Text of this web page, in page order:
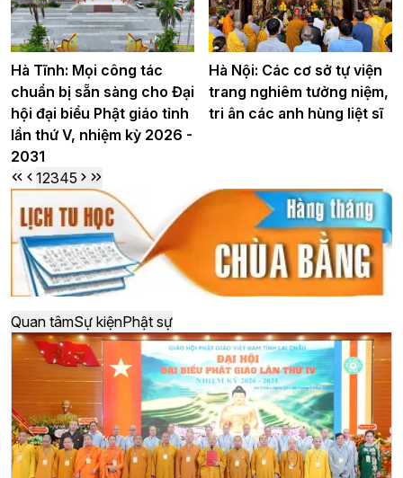
Hà Tĩnh: Mọi công tác
chuẩn bị sẵn sàng cho Đại
hội đại biểu Phật giáo tỉnh
lần thứ V, nhiệm kỳ 2026 -
2031
Hà Nội: Các cơ sở tự viện
trang nghiêm tưởng niệm,
tri ân các anh hùng liệt sĩ
12345
Quan tâmSự kiệnPhật sự